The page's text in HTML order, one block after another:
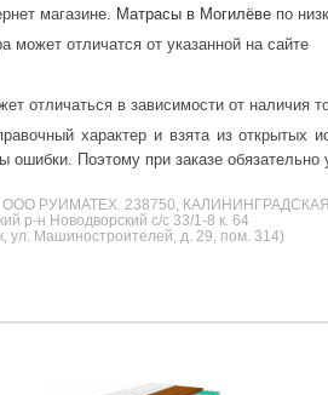
магазине. Матрасы в Могилёве по
может отличатся от указанной на сайте
отличаться в зависимости от наличия
характер и взята из
ошибки. Поэтому при заказе
ООО РУИМАТЕХ. 238750,
р-н Новодворский с/с 33/1-8 к. 64
ул. Машиностроителей, д. 29, пом. 314)